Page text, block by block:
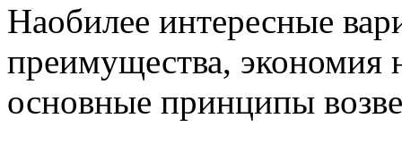
Наобилее интересные
преимущества, экономия
основные принципы